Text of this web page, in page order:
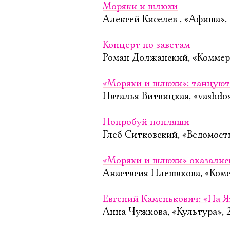
Моряки и шлюхи
Алексей Киселев ,
Концерт по заветам
Роман Должанский,
«Моряки и шлюхи»: танцуют
Наталья Витвицкая,
Попробуй попляши
Глеб Ситковский,
«Моряки и шлюхи»
Анастасия Плешакова,
Евгений Каменькович: «На
Анна Чужкова, «Культура»,